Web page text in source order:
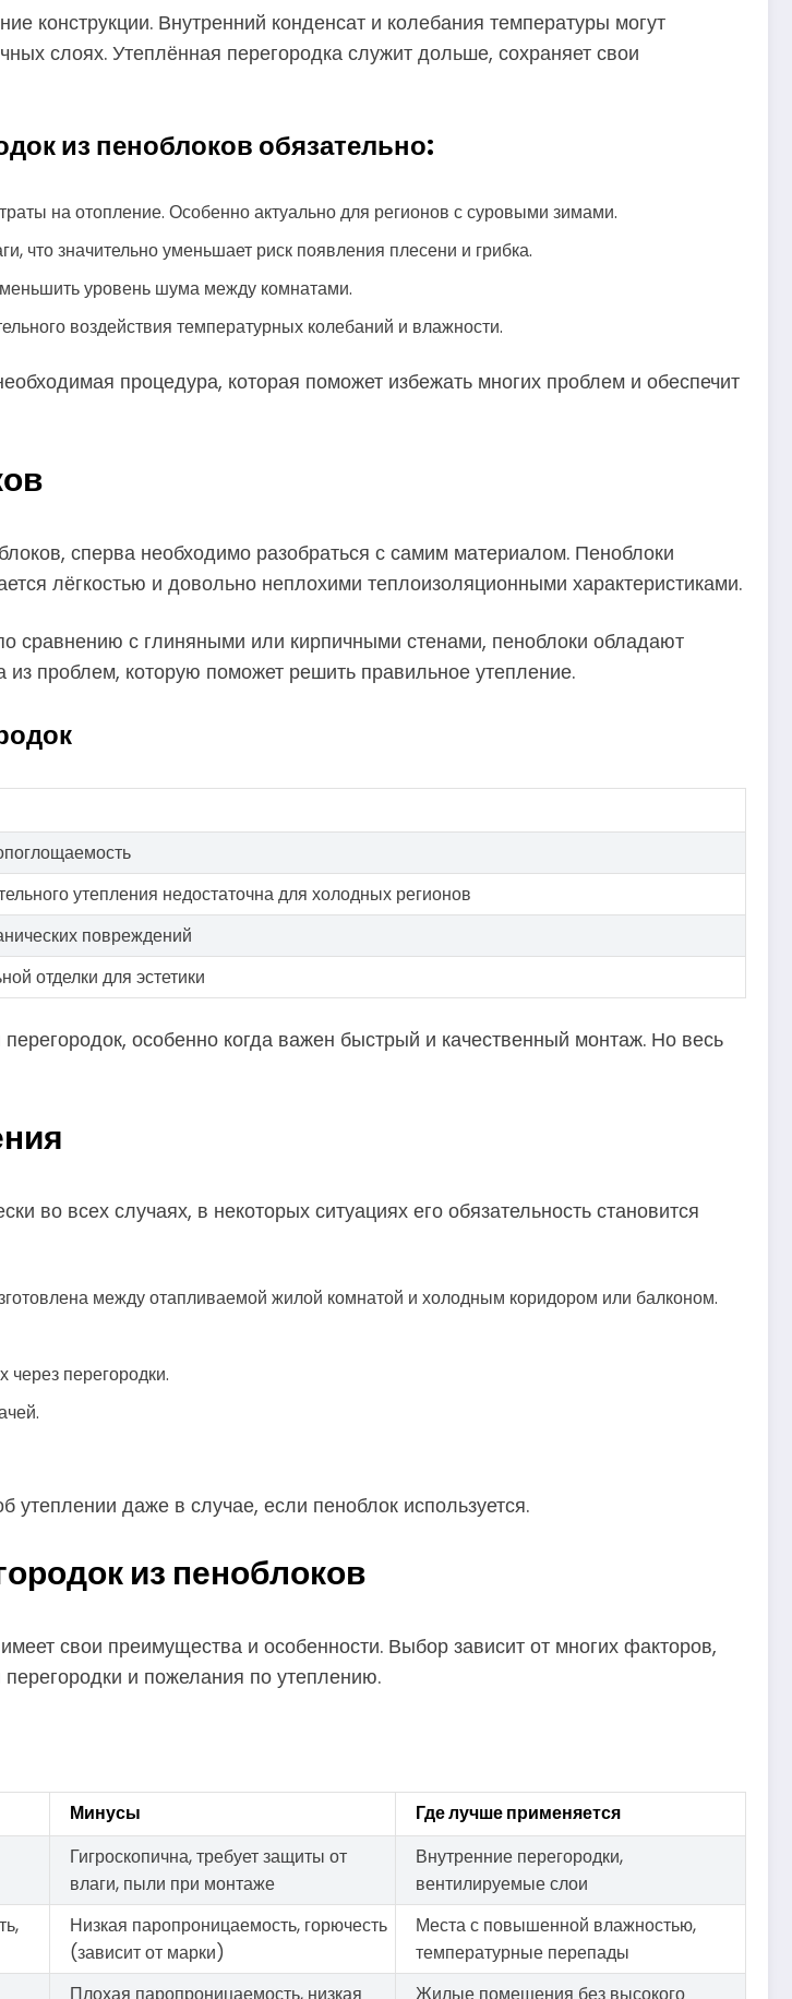
Внутренний конденсат и колебания температуры могут
слоях. Утеплённая перегородка служит дольше, сохраняет свои
из пеноблоков обязательно:
на отопление. Особенно актуально для регионов с суровыми зимами.
что значительно уменьшает риск появления плесени и грибка.
уровень шума между комнатами.
воздействия температурных колебаний и влажности.
процедура, которая поможет избежать многих проблем и обеспечит
сперва необходимо разобраться с самим материалом. Пеноблоки
лёгкостью и довольно неплохими теплоизоляционными характеристиками.
сравнению с глиняными или кирпичными стенами, пеноблоки обладают
из проблем, которую поможет решить правильное утепление.
утепления недостаточна для холодных регионов
повреждений
отделки для эстетики
особенно когда важен быстрый и качественный монтаж. Но весь
во всех случаях, в некоторых ситуациях его обязательность становится
между отапливаемой жилой комнатой и холодным коридором или балконом.
перегородки.
утеплении даже в случае, если пеноблок используется.
из пеноблоков
свои преимущества и особенности. Выбор зависит от многих факторов,
и пожелания по утеплению.
Минусы
Где лучше применяется
Гигроскопична, требует защиты от
влаги, пыли при монтаже
Внутренние перегородки,
вентилируемые слои
Низкая паропроницаемость, горючесть
(зависит от марки)
Места с повышенной влажностью,
температурные перепады